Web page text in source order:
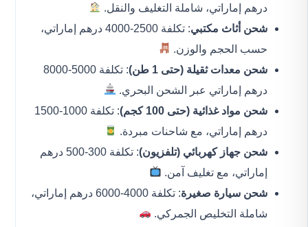
درهم إماراتي، شاملة التغليف والنقل.
شحن أثاث مكتبي
: تكلفة 2500-4000 درهم إماراتي،
حسب الحجم والوزن.
شحن معدات ثقيلة (حتى 1 طن)
: تكلفة 5000-8000
درهم إماراتي عبر الشحن البحري.
شحن مواد غذائية (حتى 100 كجم)
: تكلفة 1000-1500
درهم إماراتي، مع شاحنات مبردة.
شحن جهاز كهربائي (تلفزيون)
: تكلفة 300-500 درهم
إماراتي، مع تغليف آمن.
شحن سيارة صغيرة
: تكلفة 4000-6000 درهم إماراتي،
شاملة التخليص الجمركي.